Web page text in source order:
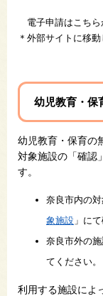
電子申請はこち
＊外部サイトに移動
幼児教育・保
幼児教育・保育の
対象施設の「確認
す。
奈良市内の対
象施設 」に
奈良市外の
てください。
利用する施設によ